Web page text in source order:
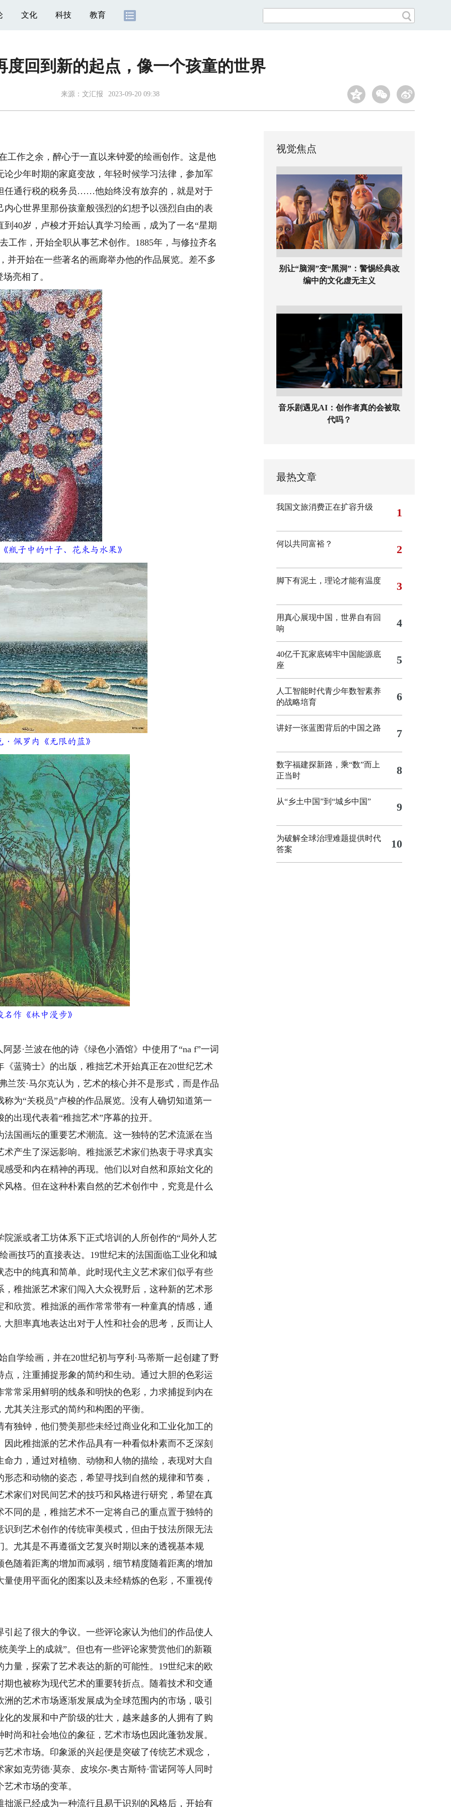
文化 科技 教育
度回到新的起点，像一个孩童的世界
来源： 文汇报 2023-09-20 09:38
作之余，醉心于一直以来钟爱的绘画创作。这是他
少年时期的家庭变故，年轻时候学习法律，参加军
任通行税的税务员……他始终没有放弃的，就是对于
心世界里那份孩童般强烈的幻想予以强烈自由的表
40岁，卢梭才开始认真学习绘画，成为了一名“星期
工作，开始全职从事艺术创作。1885年，与修拉齐名
并开始在一些著名的画廊举办他的作品展览。差不多
亮相了。
中的叶子、花束与水果》
罗内《无限的蓝》
《林中漫步》
·兰波在他的诗《绿色小酒馆》中使用了“na f”一词
蓝骑士》的出版，稚拙艺术开始真正在20世纪艺术
兰茨·马尔克认为，艺术的核心并不是形式，而是作品
为“关税员”卢梭的作品展览。没有人确切知道第一
出现代表着“稚拙艺术”序幕的拉开。
画坛的重要艺术潮流。这一独特的艺术流派在当
产生了深远影响。稚拙派艺术家们热衷于寻求真实
受和内在精神的再现。他们以对自然和原始文化的
格。但在这种朴素自然的艺术创作中，究竟是什么
或者工坊体系下正式培训的人所创作的“局外人艺
画技巧的直接表达。19世纪末的法国面临工业化和城
中的纯真和简单。此时现代主义艺术家们似乎有些
稚拙派艺术家们闯入大众视野后，这种新的艺术形
欣赏。稚拙派的画作常常带有一种童真的情感，通
胆率真地表达出对于人性和社会的思考，反而让人
学绘画，并在20世纪初与亨利·马蒂斯一起创建了野
，注重捕捉形象的简约和生动。通过大胆的色彩运
常采用鲜明的线条和明快的色彩，力求捕捉到内在
其关注形式的简约和构图的平衡。
钟，他们赞美那些未经过商业化和工业化加工的
此稚拙派的艺术作品具有一种看似朴素而不乏深刻
力，通过对植物、动物和人物的描绘，表现对大自
态和动物的姿态，希望寻找到自然的规律和节奏，
家们对民间艺术的技巧和风格进行研究，希望在真
同的是，稚拙艺术不一定将自己的重点置于独特的
到艺术创作的传统审美模式，但由于技法所限无法
尤其是不再遵循文艺复兴时期以来的透视基本规
随着距离的增加而减弱，细节精度随着距离的增加
使用平面化的图案以及未经精炼的色彩，不重视传
了很大的争议。一些评论家认为他们的作品使人
美学上的成就”。但也有一些评论家赞赏他们的新颖
量，探索了艺术表达的新的可能性。19世纪末的欧
也被称为现代艺术的重要转折点。随着技术和交通
的艺术市场逐渐发展成为全球范围内的市场，吸引
的发展和中产阶级的壮大，越来越多的人拥有了购
尚和社会地位的象征，艺术市场也因此蓬勃发展。
术市场。印象派的兴起便是突破了传统艺术观念，
如克劳德·莫奈、皮埃尔-奥古斯特·雷诺阿等人同时
术市场的变革。
已经成为一种流行且易于识别的风格后，开始有
视觉焦点
别让“脑洞”变“黑洞”：警惕经典改
编中的文化虚无主义
音乐剧遇见AI：创作者真的会被取
代吗？
最热文章
我国文旅消费正在扩容升级 1
何以共同富裕？ 2
脚下有泥土，理论才能有温度 3
用真心展现中国，世界自有回
响
4
40亿千瓦家底铸牢中国能源底
座
5
人工智能时代青少年数智素养
的战略培育
6
讲好一张蓝图背后的中国之路 7
数字福建探新路，乘“数”而上
正当时
8
从“乡土中国”到“城乡中国” 9
为破解全球治理难题提供时代
答案
10